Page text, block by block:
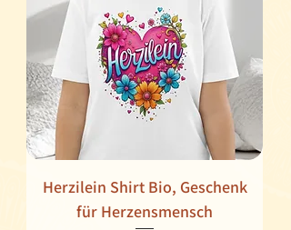
Herzilein Shirt Bio, Geschenk
für Herzensmensch